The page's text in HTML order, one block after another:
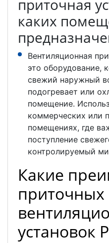
приточная
каких
Вентиляционная
это оборудование,
свежий наружный
подогревает или
помещение.
коммерческих или
помещениях, где
поступление
контролируемый
Какие
приточных
установок